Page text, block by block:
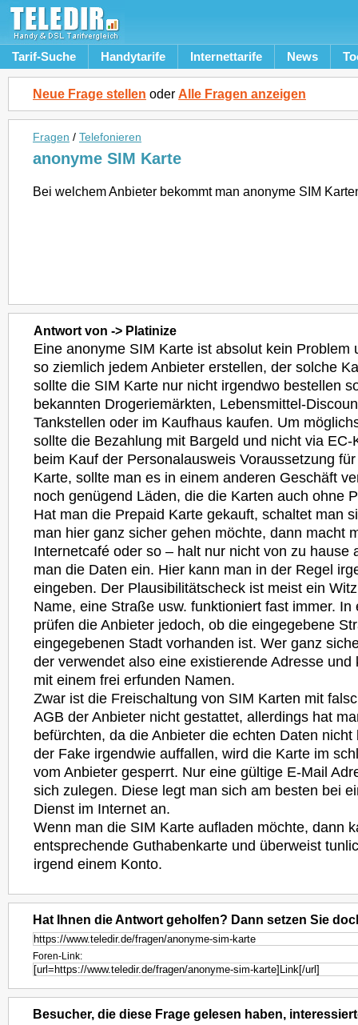
Tarif-Suche Handytarife Internettarife News
Neue Frage stellen oder Alle Fragen anzeigen
Fragen / Telefonieren
anonyme SIM Karte
Bei welchem Anbieter bekommt man anonyme SIM
Antwort von -> Platinize
Eine anonyme SIM Karte ist absolut kein Problem
so ziemlich jedem Anbieter erstellen, der solche
sollte die SIM Karte nur nicht irgendwo bestellen
bekannten Drogeriemärkten, Lebensmittel-
Tankstellen oder im Kaufhaus kaufen. Um
sollte die Bezahlung mit Bargeld und nicht via EC-
beim Kauf der Personalausweis Voraussetzung
Karte, sollte man es in einem anderen Geschäft
noch genügend Läden, die die Karten auch ohne
Hat man die Prepaid Karte gekauft, schaltet man
man hier ganz sicher gehen möchte, dann macht
Internetcafé oder so – halt nur nicht von zu hause
man die Daten ein. Hier kann man in der Regel
eingeben. Der Plausibilitätscheck ist meist ein
Name, eine Straße usw. funktioniert fast immer. In
prüfen die Anbieter jedoch, ob die eingegebene
eingegebenen Stadt vorhanden ist. Wer ganz
der verwendet also eine existierende Adresse und
mit einem frei erfunden Namen.
Zwar ist die Freischaltung von SIM Karten mit
AGB der Anbieter nicht gestattet, allerdings hat
befürchten, da die Anbieter die echten Daten
der Fake irgendwie auffallen, wird die Karte im
vom Anbieter gesperrt. Nur eine gültige E-Mail
sich zulegen. Diese legt man sich am besten bei
Dienst im Internet an.
Wenn man die SIM Karte aufladen möchte, dann
entsprechende Guthabenkarte und überweist
irgend einem Konto.
Hat Ihnen die Antwort geholfen? Dann setzen Sie
Foren-Link:
Besucher, die diese Frage gelesen haben,